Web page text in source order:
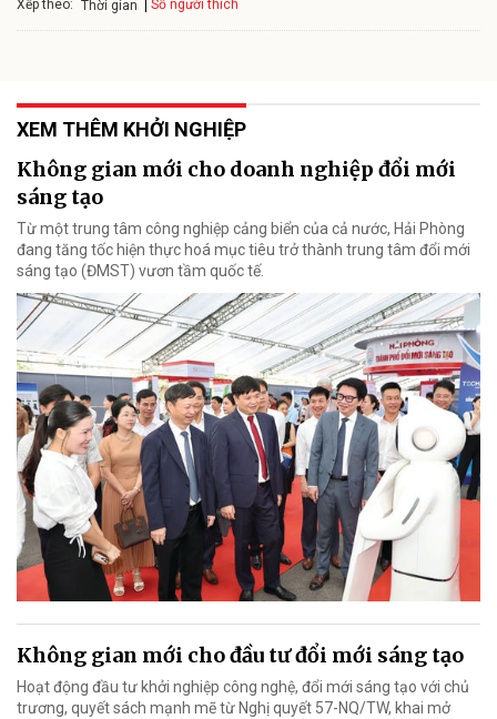
Xếp theo: Thời gian Số người thích
XEM THÊM KHỞI NGHIỆP
Không gian mới cho doanh nghiệp đổi mới
sáng tạo
Từ một trung tâm công nghiệp cảng biển của cả nước, Hải Phòng
đang tăng tốc hiện thực hoá mục tiêu trở thành trung tâm đổi mới
sáng tạo (ĐMST) vươn tầm quốc tế.
Không gian mới cho đầu tư đổi mới sáng tạo
Hoạt động đầu tư khởi nghiệp công nghệ, đổi mới sáng tạo với chủ
trương, quyết sách mạnh mẽ từ Nghị quyết 57-NQ/TW, khai mở